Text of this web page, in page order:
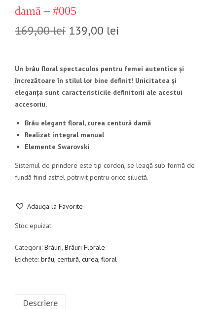
damă – #005
169,00lei 139,00 lei
Un brâu floral spectaculos pentru femei autentice și
încrezătoare în stilul lor bine definit! Unicitatea și
eleganța sunt caracteristicile definitorii ale acestui
accesoriu.
Brâu elegant floral, curea centură damă
Realizat integral manual
Elemente Swarovski
Sistemul de prindere este tip cordon, se leagă sub formă de
fundă fiind astfel potrivit pentru orice siluetă.
Adauga la Favorite
Stoc epuizat
Categorii: Brâuri Brâuri Florale
Etichete: brâu centură curea floral
Descriere